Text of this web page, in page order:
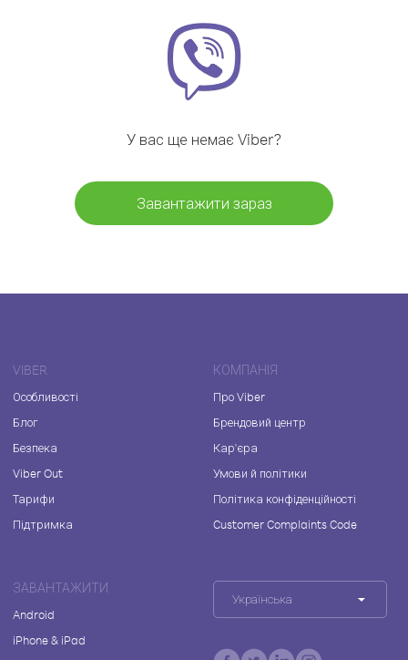
У вас ще немає Viber?
Завантажити зараз
VIBER
Особливості
Блог
Безпека
Viber Out
Тарифи
Підтримка
КОМПАНІЯ
Про Viber
Брендовий центр
Кар'єра
Умови й політики
Політика конфіденційності
Customer Complaints Code
ЗАВАНТАЖИТИ
Android
iPhone & iPad
Українська